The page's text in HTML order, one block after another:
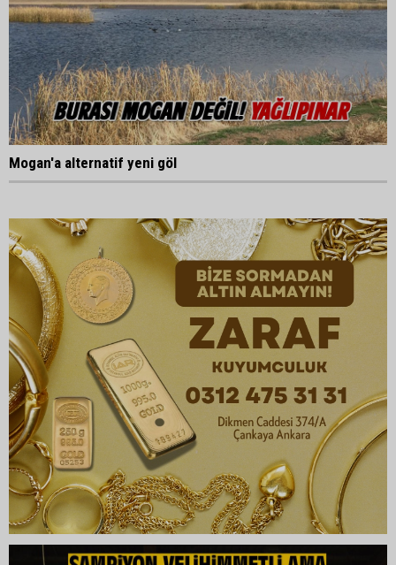
Mogan'a alternatif yeni göl